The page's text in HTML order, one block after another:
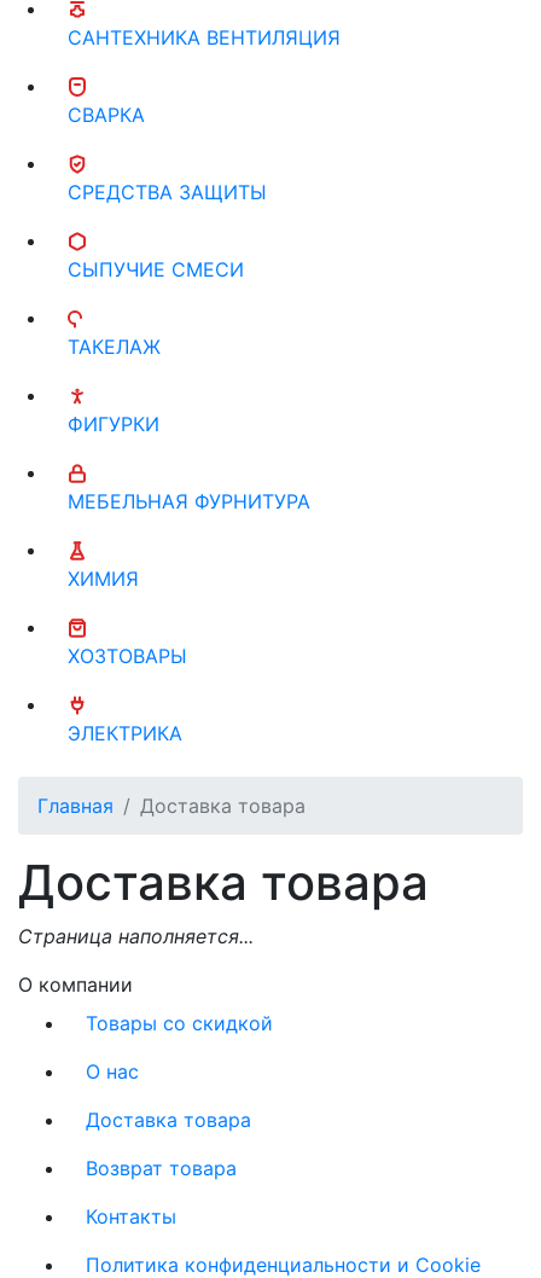
САНТЕХНИКА ВЕНТИЛЯЦИЯ
СВАРКА
СРЕДСТВА ЗАЩИТЫ
СЫПУЧИЕ СМЕСИ
ТАКЕЛАЖ
ФИГУРКИ
МЕБЕЛЬНАЯ ФУРНИТУРА
ХИМИЯ
ХОЗТОВАРЫ
ЭЛЕКТРИКА
Главная Доставка товара
Доставка товара
Страница наполняется...
О компании
Товары со скидкой
О нас
Доставка товара
Возврат товара
Контакты
Политика конфиденциальности и Cookie